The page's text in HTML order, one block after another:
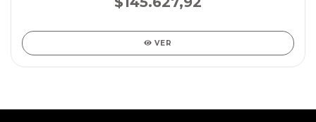
VER